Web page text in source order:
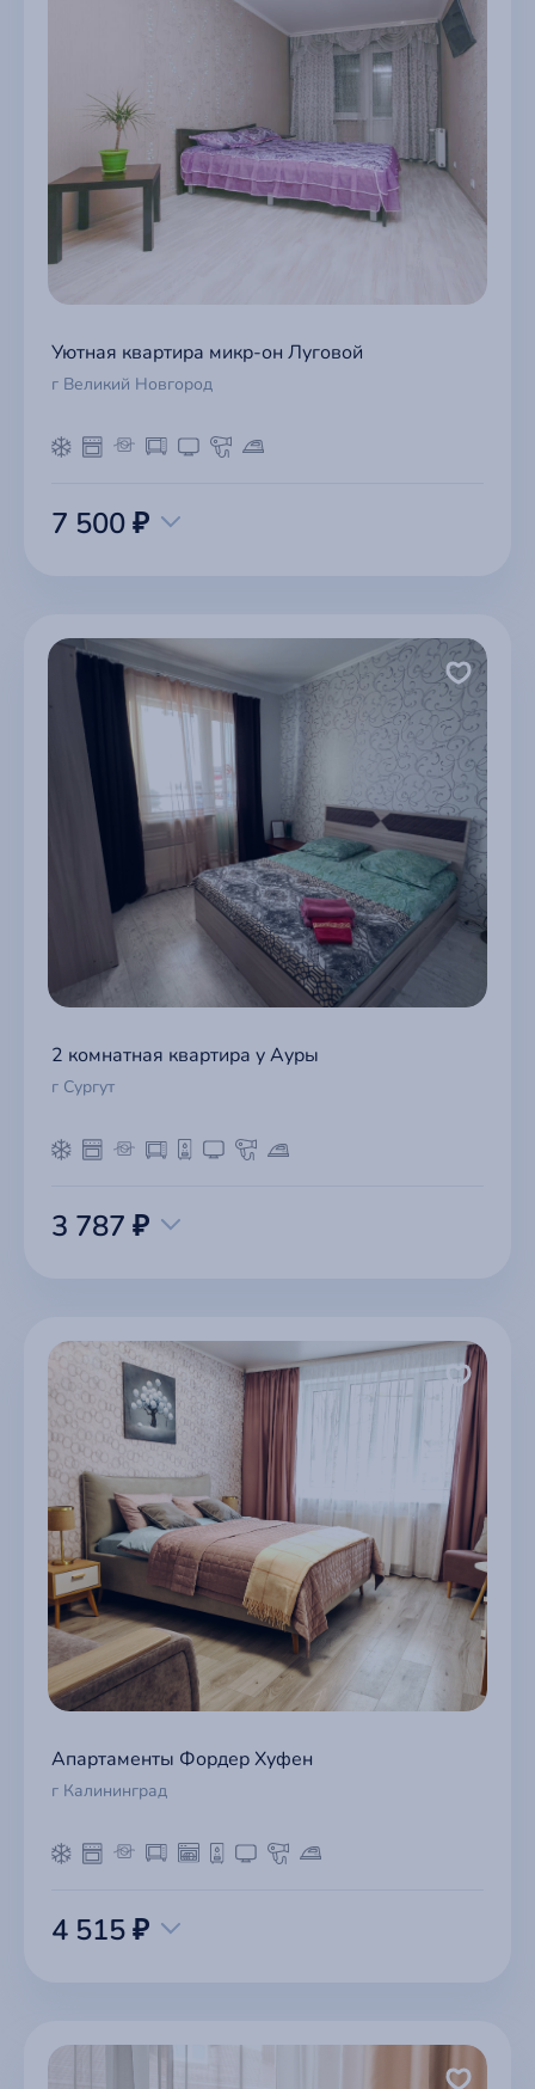
Уютная квартира микр-он Луговой
г Великий Новгород
7 500 ₽
2 комнатная квартира у Ауры
г Сургут
3 787 ₽
Апартаменты Фордер Хуфен
г Калининград
4 515 ₽